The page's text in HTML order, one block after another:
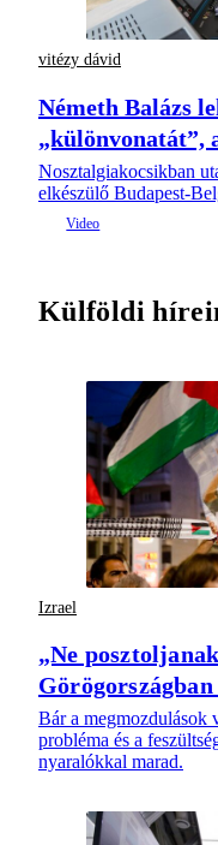
vitézy dávid
Németh Balázs
„különvonatát”,
Nosztalgiakocsikban
elkészülő Budapest-
Külföldi
Izrael
„Ne
Bár a megmozdulások
probléma és a
nyaralókkal marad.